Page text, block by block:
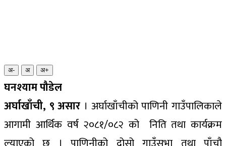
अ- अ अ+
घनश्याम पौडेल
अर्घाखाँची, ९ असार । अर्घाखाँचीको पाणिनी गाउँपालिकाले
आगामी आर्थिक वर्ष २०८१/०८२ को निति तथा कार्यक्रम